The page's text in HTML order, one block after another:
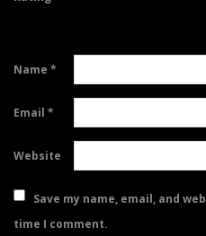
Name *
Email *
Website
Save my name, email, and
time I comment.